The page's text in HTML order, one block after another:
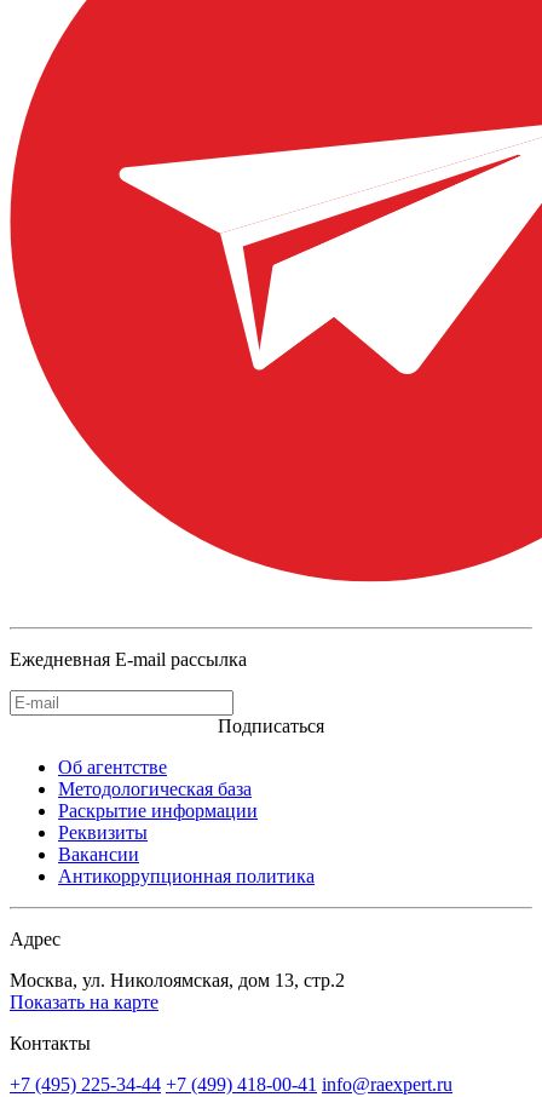
Ежедневная E-mail рассылка
Подписаться
Об агентстве
Методологическая база
Раскрытие информации
Реквизиты
Вакансии
Антикоррупционная политика
Адрес
Москва, ул. Николоямская, дом 13, стр.2
Показать на карте
Контакты
+7 (495) 225-34-44 +7 (499) 418-00-41 info@raexpert.ru